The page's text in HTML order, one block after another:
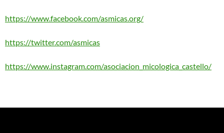
https://www.facebook.com/asmicas.org/
https://twitter.com/asmicas
https://www.instagram.com/asociacion_micologica_castello/